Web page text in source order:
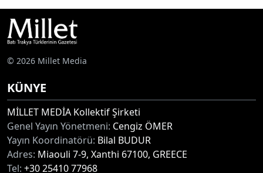
© 2026 Millet Media
KÜNYE
MİLLET MEDİA Kollektif Şirketi
Genel Yayın Yönetmeni: Cengiz ÖMER
Yayın Koordinatörü: Bilal BUDUR
Adres: Miaouli 7-9, Xanthi 67100, GREECE
Tel: +30 25410 77968